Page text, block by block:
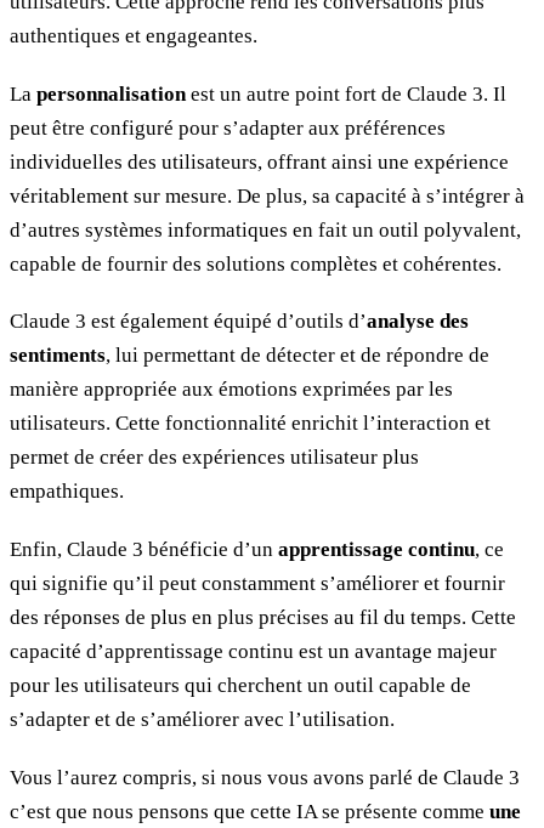
authentiques et engageantes.
La personnalisationest un autre point fort de Claude 3. Il
peut être configuré pour s’adapter aux préférences
individuelles des utilisateurs, offrant ainsi une expérience
véritablement sur mesure. De plus, sa capacité à s’intégrer à
d’autres systèmes informatiques en fait un outil polyvalent,
capable de fournir des solutions complètes et cohérentes.
Claude 3 est également équipé d’outils d’analyse des
sentiments, lui permettant de détecter et de répondre de
manière appropriée aux émotions exprimées par les
utilisateurs. Cette fonctionnalité enrichit l’interaction et
permet de créer des expériences utilisateur plus
empathiques.
Enfin, Claude 3 bénéficie d’un apprentissage continu, ce
qui signifie qu’il peut constamment s’améliorer et fournir
des réponses de plus en plus précises au fil du temps. Cette
capacité d’apprentissage continu est un avantage majeur
pour les utilisateurs qui cherchent un outil capable de
s’adapter et de s’améliorer avec l’utilisation.
Vous l’aurez compris, si nous vous avons parlé de Claude 3
c’est que nous pensons que cette IA se présente comme une